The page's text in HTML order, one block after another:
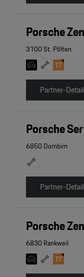
Porsche
3100 St. Pölten
Partner-
Porsche
6850 Dornbirn
Partner-
Porsche
6830 Rankweil